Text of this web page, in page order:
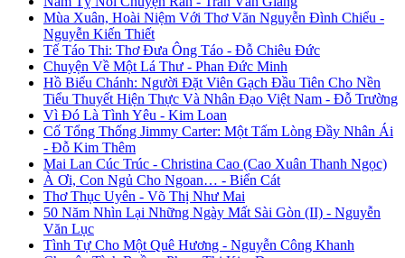
Mùa Xuân, Hoài Niệm Với Thơ Văn Nguyễn Đình Chiểu -
Nguyễn Kiến Thiết
Tế Táo Thi: Thơ Đưa Ông Táo - Đỗ Chiêu Đức
Chuyện Về Một Lá Thư - Phan Đức Minh
Hồ Biểu Chánh: Người Đặt Viên Gạch Đầu Tiên Cho Nền
Tiểu Thuyết Hiện Thực Và Nhân Đạo Việt Nam - Đỗ Trường
Vì Đó Là Tình Yêu - Kim Loan
Cố Tổng Thống Jimmy Carter: Một Tấm Lòng Đầy Nhân Ái
- Đỗ Kim Thêm
Mai Lan Cúc Trúc - Christina Cao (Cao Xuân Thanh Ngọc)
À Ơi, Con Ngủ Cho Ngoan… - Biển Cát
Thơ Thục Uyên - Võ Thị Như Mai
50 Năm Nhìn Lại Những Ngày Mất Sài Gòn (II) - Nguyễn
Văn Lục
Tình Tự Cho Một Quê Hương - Nguyễn Công Khanh